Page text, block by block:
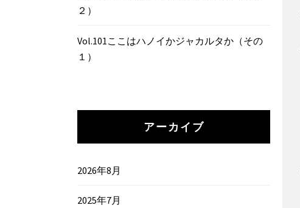
２）
Vol.101ここはハノイかジャカルタか（その
１）
アーカイブ
2026年8月
2025年7月